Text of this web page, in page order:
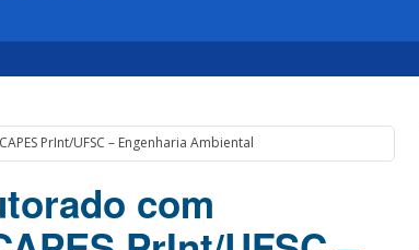
PrInt/UFSC – Engenharia Ambiental
com